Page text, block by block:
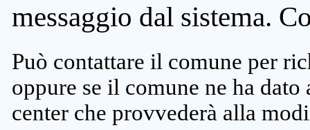
messaggio dal sistema.
Può contattare il comune per
oppure se il comune ne ha
center che provvederà alla